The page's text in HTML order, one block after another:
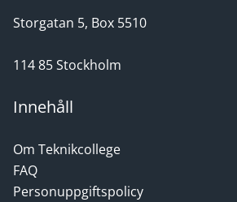
Storgatan 5, Box 5510
114 85 Stockholm
Innehåll
Om Teknikcollege
FAQ
Personuppgiftspolicy